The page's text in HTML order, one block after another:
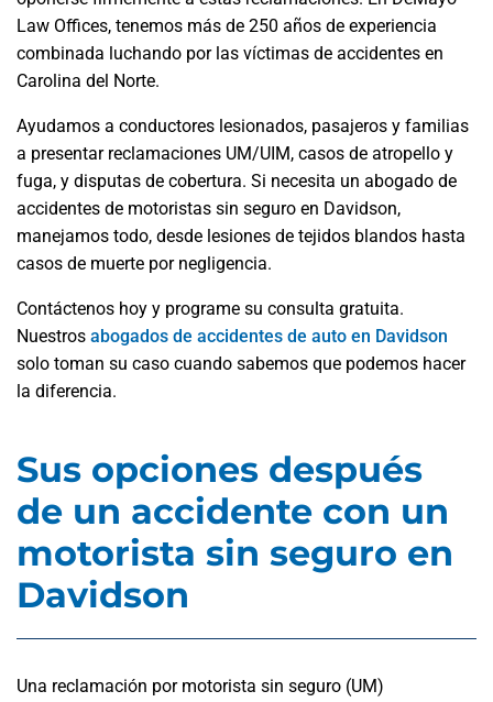
Law Offices, tenemos más de 250 años de experiencia
combinada luchando por las víctimas de accidentes en
Carolina del Norte.
Ayudamos a conductores lesionados, pasajeros y familias
a presentar reclamaciones UM/UIM, casos de atropello y
fuga, y disputas de cobertura. Si necesita un abogado de
accidentes de motoristas sin seguro en Davidson,
manejamos todo, desde lesiones de tejidos blandos hasta
casos de muerte por negligencia.
Contáctenos hoy y programe su consulta gratuita.
Nuestros abogados de accidentes de auto en Davidson
solo toman su caso cuando sabemos que podemos hacer
la diferencia.
Sus opciones después
de un accidente con un
motorista sin seguro en
Davidson
Una reclamación por motorista sin seguro (UM)